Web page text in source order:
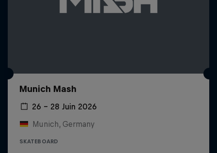
Munich Mash
26 – 28 Juin 2026
Munich, Germany
SKATEBOARD